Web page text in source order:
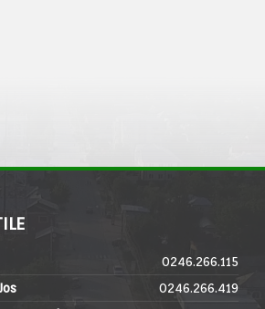
0246.266.115
0246.266.419